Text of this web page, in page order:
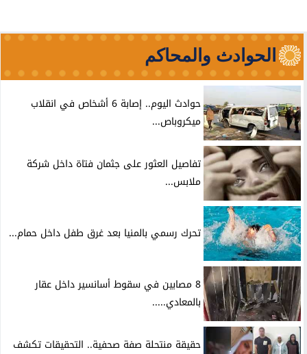
الحوادث والمحاكم
حوادث اليوم.. إصابة 6 أشخاص في انقلاب
ميكروباص...
تفاصيل العثور على جثمان فتاة داخل شركة
ملابس...
تحرك رسمي بالمنيا بعد غرق طفل داخل حمام...
8 مصابين في سقوط أسانسير داخل عقار
بالمعادي.....
حقيقة منتحلة صفة صحفية.. التحقيقات تكشف